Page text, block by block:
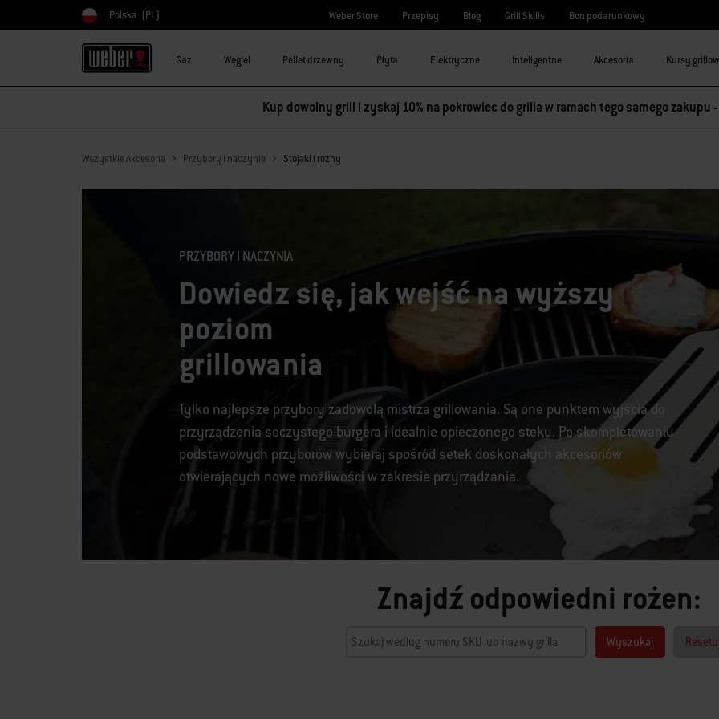
Wybierz kraj
Polska (PL) Weber Store Przepisy Blog Grill Skills Bon podarunkowy
Gaz Węgiel Pellet drzewny Płyta Elektryczne Inteligentne Akcesoria Kursy
Kup dowolny grill i zyskaj 10% na pokrowiec do grilla w ramach tego samego zakupu -
Wszystkie Akcesoria Przybory i naczynia Stojaki i rożny
PRZYBORY I NACZYNIA
Dowiedz się, jak wejść na wyższy
poziom
grillowania
Tylko najlepsze przybory zadowolą mistrza grillowania. Są one punktem wyjścia do
przyrządzenia soczystego burgera i idealnie opieczonego steku. Po skompletowaniu
podstawowych przyborów wybieraj spośród setek doskonałych akcesoriów
otwierających nowe możliwości w zakresie przyrządzania.
Znajdź odpowiedni rożen:
Wyszukaj